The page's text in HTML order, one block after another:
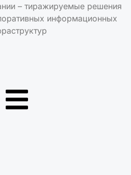
– тиражируемые решения
информационных